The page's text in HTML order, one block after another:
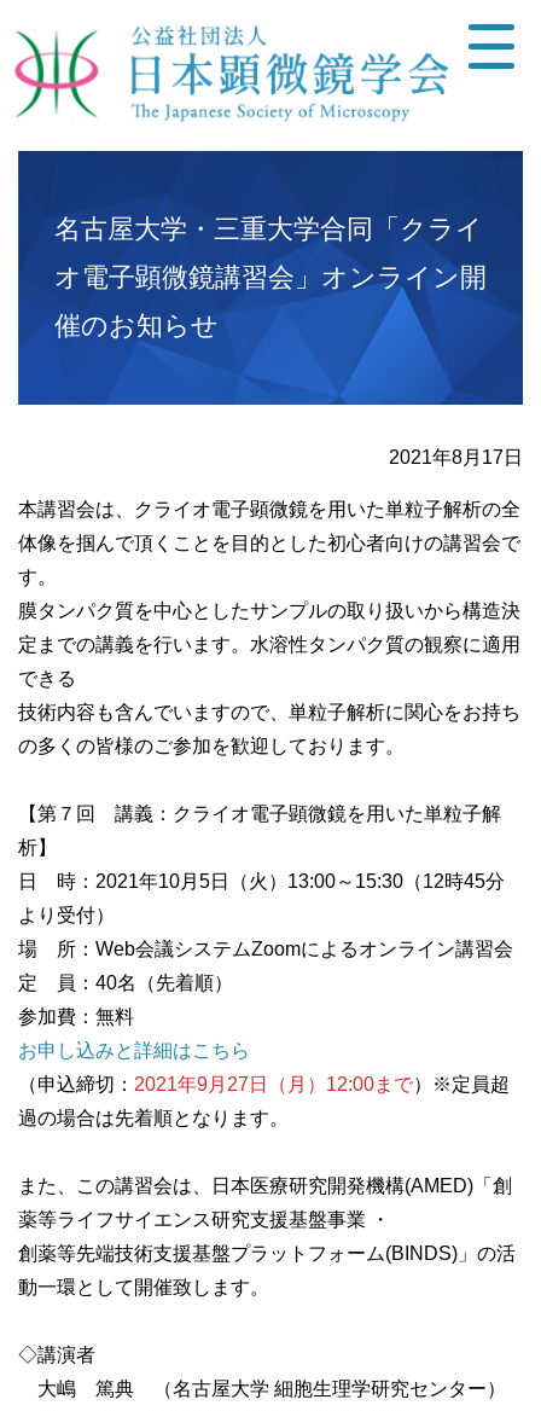
名古屋大学・三重大学合同「クライ
オ電子顕微鏡講習会」オンライン開
催のお知らせ
2021年8月17日
本講習会は、クライオ電子顕微鏡を用いた単粒子解析の全
体像を掴んで頂くことを目的とした初心者向けの講習会で
す。
膜タンパク質を中心としたサンプルの取り扱いから構造決
定までの講義を行います。水溶性タンパク質の観察に適用
できる
技術内容も含んでいますので、単粒子解析に関心をお持ち
の多くの皆様のご参加を歓迎しております。
【第７回 講義：クライオ電子顕微鏡を用いた単粒子解
析】
日 時：2021年10月5日（火）13:00～15:30（12時45分
より受付）
場 所：Web会議システムZoomによるオンライン講習会
定 員：40名（先着順）
参加費：無料
お申し込みと詳細はこちら
（申込締切： 2021年9月27日（月）12:00まで）※定員超
過の場合は先着順となります。
また、この講習会は、日本医療研究開発機構(AMED)「創
薬等ライフサイエンス研究支援基盤事業 ・
創薬等先端技術支援基盤プラットフォーム(BINDS)」の活
動一環として開催致します。
◇講演者
大嶋 篤典 （名古屋大学 細胞生理学研究センター）